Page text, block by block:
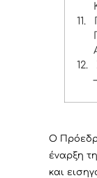
11.
12.
Ο
έναρξη
και